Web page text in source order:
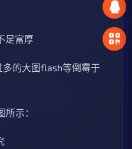
足富厚
多的大图flash等倒霉于
示：